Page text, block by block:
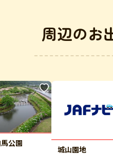
周辺のお
公園
城山園地